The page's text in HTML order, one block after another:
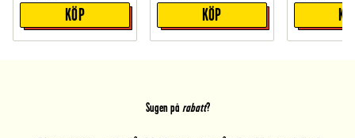
KÖP KÖP
Sugen på rabatt?